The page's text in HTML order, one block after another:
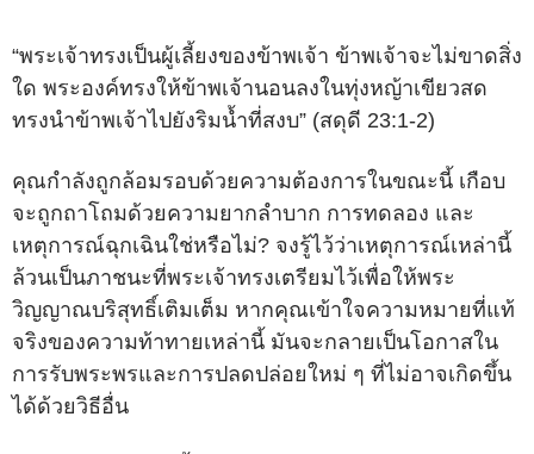
“พระเจ้าทรงเป็นผู้เลี้ยงของข้าพเจ้า ข้าพเจ้าจะไม่ขาดสิ่ง
ใด พระองค์ทรงให้ข้าพเจ้านอนลงในทุ่งหญ้าเขียวสด
ทรงนำข้าพเจ้าไปยังริมน้ำที่สงบ” (สดุดี 23:1-2)
คุณกำลังถูกล้อมรอบด้วยความต้องการในขณะนี้ เกือบ
จะถูกถาโถมด้วยความยากลำบาก การทดลอง และ
เหตุการณ์ฉุกเฉินใช่หรือไม่? จงรู้ไว้ว่าเหตุการณ์เหล่านี้
ล้วนเป็นภาชนะที่พระเจ้าทรงเตรียมไว้เพื่อให้พระ
วิญญาณบริสุทธิ์เติมเต็ม หากคุณเข้าใจความหมายที่แท้
จริงของความท้าทายเหล่านี้ มันจะกลายเป็นโอกาสใน
การรับพระพรและการปลดปล่อยใหม่ ๆ ที่ไม่อาจเกิดขึ้น
ได้ด้วยวิธีอื่น